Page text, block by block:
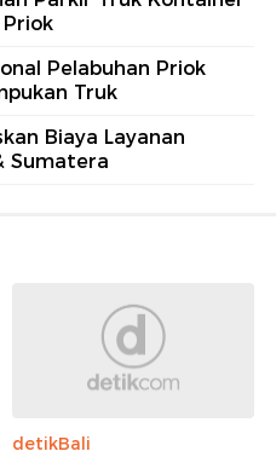
Pelabuhan Priok
Truk
Biaya Layanan
Sumatera
detikBali